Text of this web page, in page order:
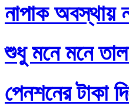
নাপাক অবস্থায়
শুধু মনে মনে
পেনশনের টাকা